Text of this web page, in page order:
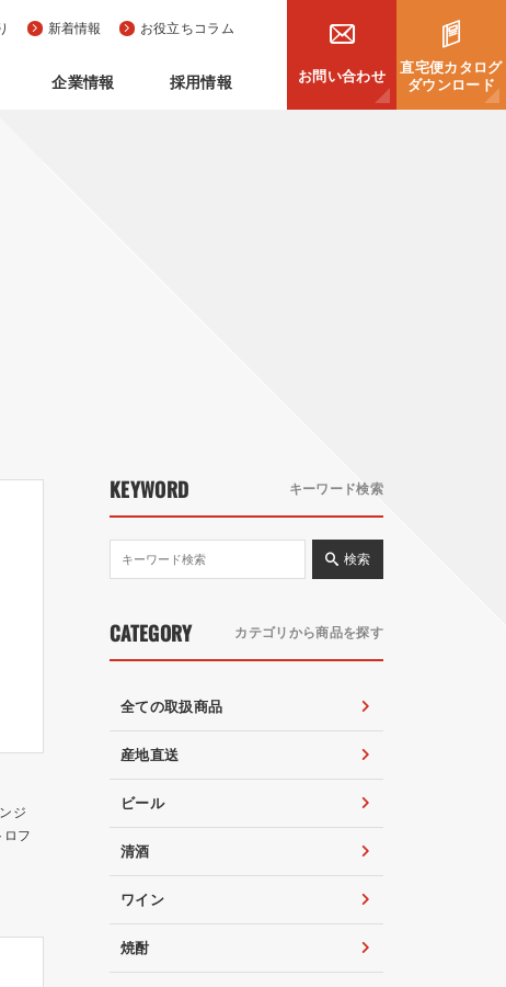
企業情報 採用情報
新着情報 お役立ちコラム
お問い合わせ
直宅便カタログ
ダウンロード
ジ
フ
KEYWORD キーワード検索
検索
CATEGORY カテゴリから商品を探す
全ての取扱商品
産地直送
ビール
清酒
ワイン
焼酎